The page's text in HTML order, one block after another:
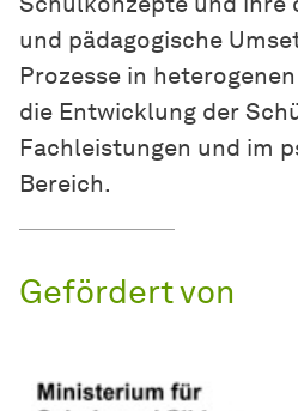
und pädagogische
Prozesse in
die Entwicklung der
Fachleistungen und im
Bereich.
Gefördert von